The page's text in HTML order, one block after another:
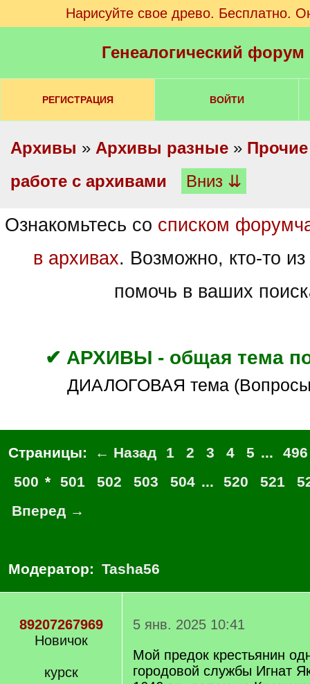
Нарисуйте свое древо. Бесплатно.
Генеалогический
РЕГИСТРАЦИЯ ВОЙТИ
Архивы » Архивы разные »
работе с архивами
Вниз ⇊
Ознакомьтесь со списком
в архивах. Возможно, кто-то
помочь в ваших
✔ АРХИВЫ - общая тема
ДИАЛОГОВАЯ тема
Страницы: ← Назад 1 2 3 4 5 ...
496
500 * 501 502 503 504 ... 520 521
Вперед →
Модератор: Tasha56
89207267969
Новичок
курск
5 янв. 2025 10:41
Мой предок крестьянин
городовой службы Игнат